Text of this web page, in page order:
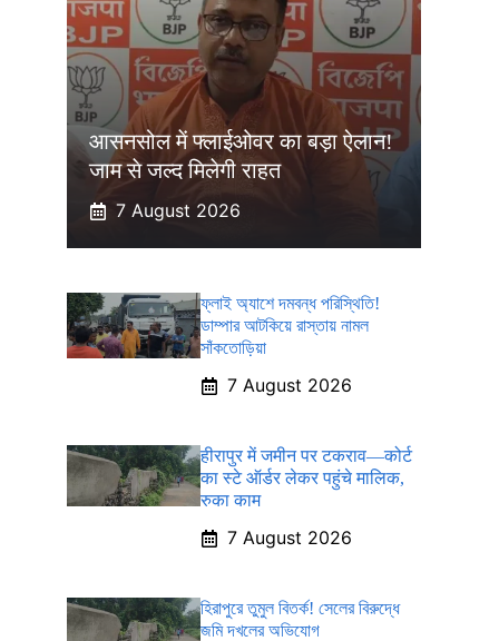
आसनसोल में फ्लाईओवर का बड़ा ऐलान!
जाम से जल्द मिलेगी राहत
7 August 2026
ফ্লাই অ্যাশে দমবন্ধ পরিস্থিতি!
ডাম্পার আটকিয়ে রাস্তায় নামল
সাঁকতোড়িয়া
7 August 2026
हीरापुर में जमीन पर टकराव—कोर्ट
का स्टे ऑर्डर लेकर पहुंचे मालिक,
रुका काम
7 August 2026
হিরাপুরে তুমুল বিতর্ক! সেলের বিরুদ্ধে
জমি দখলের অভিযোগ